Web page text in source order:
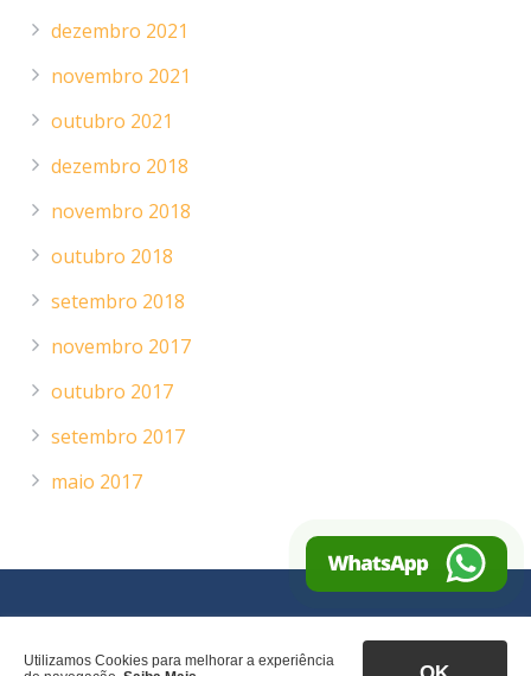
dezembro 2021
novembro 2021
outubro 2021
dezembro 2018
novembro 2018
outubro 2018
setembro 2018
novembro 2017
outubro 2017
setembro 2017
maio 2017
Desenvolvido porAlugue um Site